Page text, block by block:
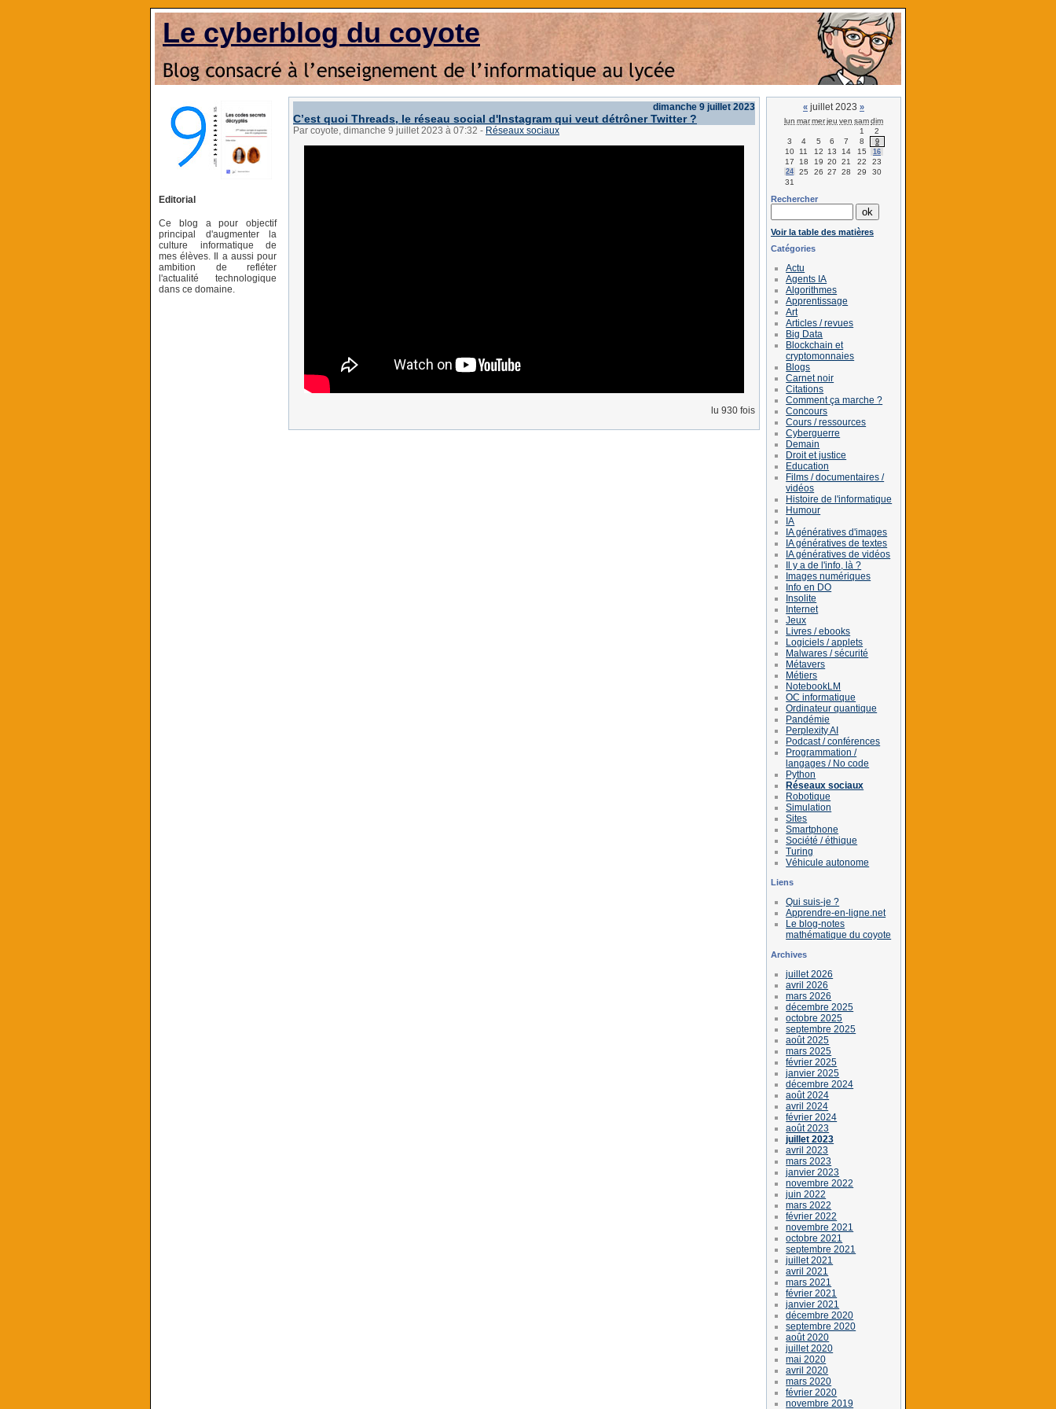
Le cyberblog du coyote
Editorial
Ce blog a pour objectif
principal d'augmenter la
culture informatique de
mes élèves. Il a aussi pour
ambition de refléter
l'actualité technologique
dans ce domaine.
dimanche 9 juillet 2023
C’est quoi Threads, le réseau social d'Instagram qui veut détrôner Twitter ?
Par coyote, dimanche 9 juillet 2023 à 07:32 - Réseaux sociaux
lu 930 fois
« juillet 2023 »
lun marmerjeu ven samdim
1
2
3
4 5 6 7 8 9
10 11 12 13 14 15 16
17 18 19 20 21 22 23
24 25 26 27 28 29
30
31
Rechercher
Voir la table des matières
Catégories
Actu
Agents IA
Algorithmes
Apprentissage
Art
Articles / revues
Big Data
Blockchain et
cryptomonnaies
Blogs
Carnet noir
Citations
Comment ça marche ?
Concours
Cours / ressources
Cyberguerre
Demain
Droit et justice
Education
Films / documentaires /
vidéos
Histoire de l'informatique
Humour
IA
IA génératives d'images
IA génératives de textes
IA génératives de vidéos
Il y a de l'info, là ?
Images numériques
Info en DO
Insolite
Internet
Jeux
Livres / ebooks
Logiciels / applets
Malwares / sécurité
Métavers
Métiers
NotebookLM
OC informatique
Ordinateur quantique
Pandémie
Perplexity AI
Podcast / conférences
Programmation /
langages / No code
Python
Réseaux sociaux
Robotique
Simulation
Sites
Smartphone
Société / éthique
Turing
Véhicule autonome
Liens
Qui suis-je ?
Apprendre-en-ligne.net
Le blog-notes
mathématique du coyote
Archives
juillet 2026
avril 2026
mars 2026
décembre 2025
octobre 2025
septembre 2025
août 2025
mars 2025
février 2025
janvier 2025
décembre 2024
août 2024
avril 2024
février 2024
août 2023
juillet 2023
avril 2023
mars 2023
janvier 2023
novembre 2022
juin 2022
mars 2022
février 2022
novembre 2021
octobre 2021
septembre 2021
juillet 2021
avril 2021
mars 2021
février 2021
janvier 2021
décembre 2020
septembre 2020
août 2020
juillet 2020
mai 2020
avril 2020
mars 2020
février 2020
novembre 2019